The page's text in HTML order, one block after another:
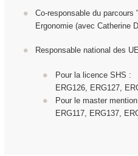
Co-responsable du
Ergonomie (avec Catherine
Responsable national des
Pour la licence SHS :
ERG126, ERG127,
Pour le master
ERG117, ERG137,